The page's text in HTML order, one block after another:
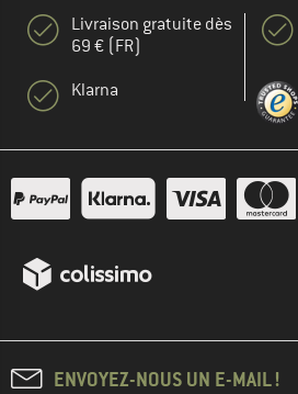
Livraison gratuite dès
69 € (FR)
Klarna
ENVOYEZ-NOUS UN E-MAIL !